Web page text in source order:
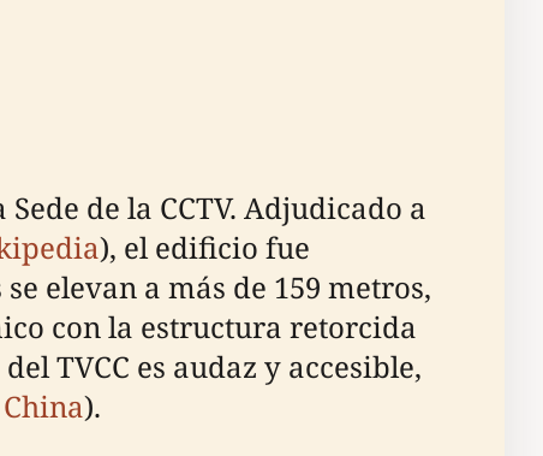
de la CCTV. Adjudicado a
), el edificio fue
elevan a más de 159 metros,
con la estructura retorcida
TVCC es audaz y accesible,
).